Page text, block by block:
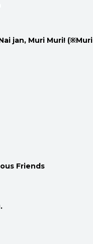
jan, Muri Muri! (※Muri
Friends